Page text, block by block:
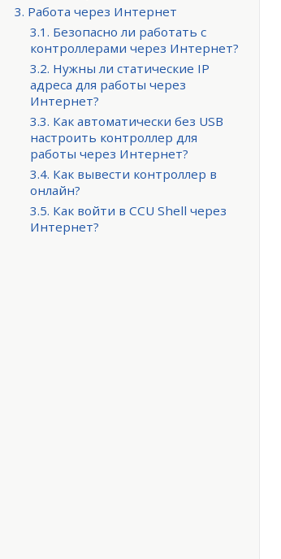
3. Работа через Интернет
3.1. Безопасно ли работать с
контроллерами через Интернет?
3.2. Нужны ли статические IP
адреса для работы через
Интернет?
3.3. Как автоматически без USB
настроить контроллер для
работы через Интернет?
3.4. Как вывести контроллер в
онлайн?
3.5. Как войти в CCU Shell через
Интернет?